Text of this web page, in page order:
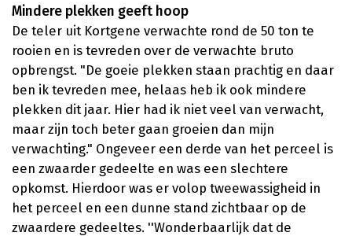
Mindere plekken geeft hoop
De teler uit Kortgene verwachte rond de 50 ton te
rooien en is tevreden over de verwachte bruto
opbrengst. "De goeie plekken staan prachtig en daar
ben ik tevreden mee, helaas heb ik ook mindere
plekken dit jaar. Hier had ik niet veel van verwacht,
maar zijn toch beter gaan groeien dan mijn
verwachting." Ongeveer een derde van het perceel is
een zwaarder gedeelte en was een slechtere
opkomst. Hierdoor was er volop tweewassigheid in
het perceel en een dunne stand zichtbaar op de
zwaardere gedeeltes. ''Wonderbaarlijk dat de